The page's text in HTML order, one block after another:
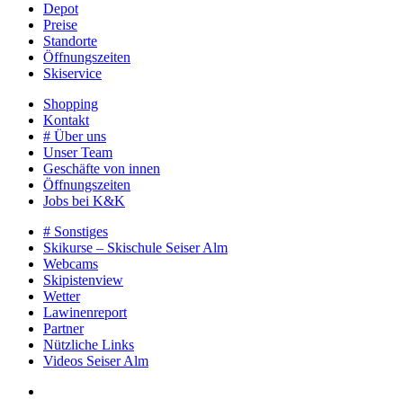
Depot
Preise
Standorte
Öffnungszeiten
Skiservice
Shopping
Kontakt
# Über uns
Unser Team
Geschäfte von innen
Öffnungszeiten
Jobs bei K&K
# Sonstiges
Skikurse – Skischule Seiser Alm
Webcams
Skipistenview
Wetter
Lawinenreport
Partner
Nützliche Links
Videos Seiser Alm